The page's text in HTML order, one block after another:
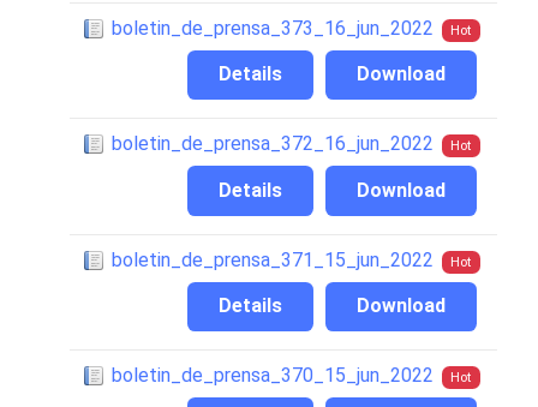
boletin_de_prensa_373_16_jun_2022 Hot
Download
Details
boletin_de_prensa_372_16_jun_2022 Hot
Download
Details
boletin_de_prensa_371_15_jun_2022 Hot
Download
Details
boletin_de_prensa_370_15_jun_2022 Hot